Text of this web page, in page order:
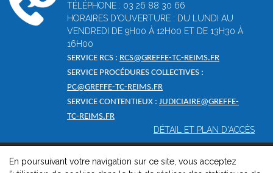
TÉLÉPHONE : 03 26 88 30 66
HORAIRES D'OUVERTURE : DU LUNDI AU
VENDREDI DE 9H00 À 12H00 ET DE 13H30 À
16H00
SERVICE RCS : RCS@GREFFE-TC-REIMS.FR
SERVICE PROCÉDURES COLLECTIVES :
PC@GREFFE-TC-REIMS.FR
SERVICE CONTENTIEUX : JUDICIAIRE@GREFFE-
TC-REIMS.FR
DÉTAIL ET PLAN D'ACCÈS
© 2026, Greffe du tribunal de commerce de Reims -Mentions
En poursuivant votre navigation sur ce site, vous acceptez